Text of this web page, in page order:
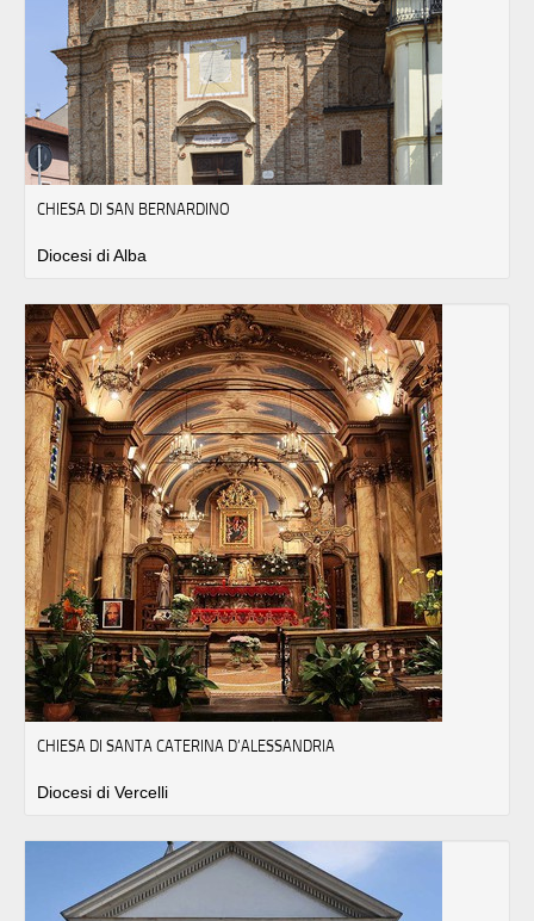
CHIESA DI SAN BERNARDINO
Diocesi di Alba
CHIESA DI SANTA CATERINA D’ALESSANDRIA
Diocesi di Vercelli